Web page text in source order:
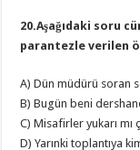
20.Aşağıdaki soru
parantezle verilen
A) Dün müdürü soran
B) Bugün beni
C) Misafirler yukarı mı
D) Yarınki toplantıya